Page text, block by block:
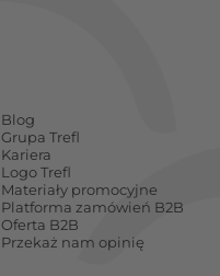
Blog
Grupa Trefl
Kariera
Logo Trefl
Materiały promocyjne
Platforma zamówień B2B
Oferta B2B
Przekaż nam opinię